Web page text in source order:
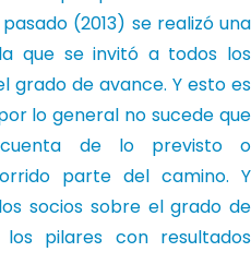
(2013) se realizó una
que se invitó a todos los
grado de avance. Y esto es
lo general no sucede que
cuenta de lo previsto o
parte del camino. Y
socios sobre el grado de
pilares con resultados